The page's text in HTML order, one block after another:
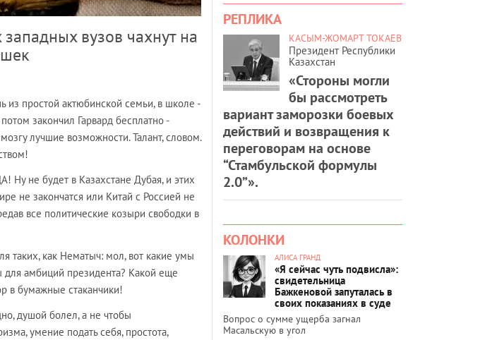
вузов чахнут на
из простой актюбинской семьи, в школе -
закончил Гарвард бесплатно -
лучшие возможности. Талант, словом.
Ну не будет в Казахстане Дубая, и этих
не закончатся или Китай с Россией не
все политические козыри свободки в
таких, как Нематыч: мол, вот какие умы
для амбиций президента? Какой еще
в бумажные стаканчики!
душой болел, а не чтобы
умение подать себя, простота,
РЕПЛИКА
КАСЫМ-ЖОМАРТ ТОКАЕВ
Президент Республики
Казахстан
«Стороны могли
бы рассмотреть
вариант заморозки боевых
действий и возвращения к
переговорам на основе
“Стамбульской формулы
2.0”».
КОЛОНКИ
АЛИСА ГРАНД
«Я сейчас чуть подвисла»:
свидетельница
Бажкеновой запуталась в
своих показаниях в суде
Вопрос о сумме ущерба загнал
Масальскую в угол